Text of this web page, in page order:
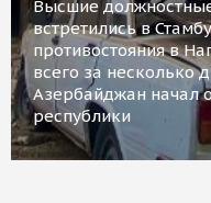
Высшие
встретились в
противостояния в
всего за несколько
Азербайджан начал
республики